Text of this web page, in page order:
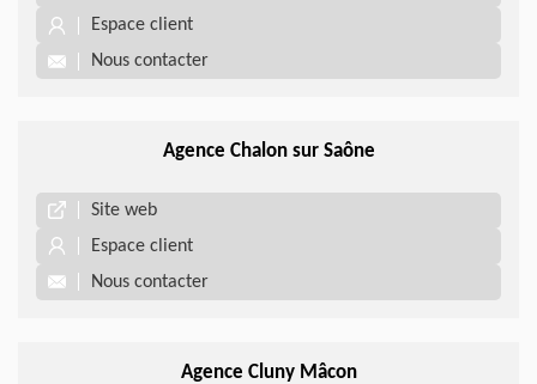
Espace client
Nous contacter
Agence Chalon sur Saône
Site web
Espace client
Nous contacter
Agence Cluny Mâcon